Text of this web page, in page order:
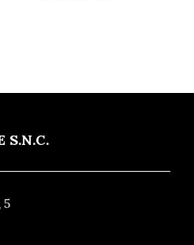
S.N.C.
5